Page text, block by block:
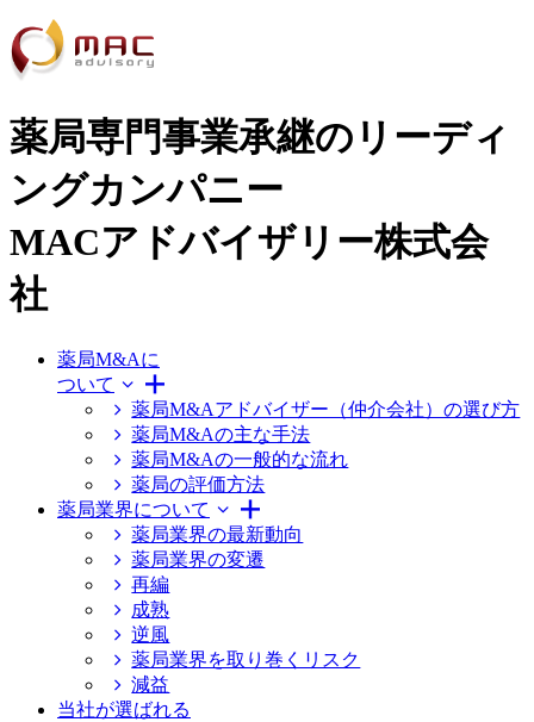
薬局専門事業承継のリーディ
ングカンパニー
MACアドバイザリー株式会
社
薬局M&Aに
ついて
薬局M&Aアドバイザー（仲介会社）の選び方
薬局M&Aの主な手法
薬局M&Aの一般的な流れ
薬局の評価方法
薬局業界について
薬局業界の最新動向
薬局業界の変遷
再編
成熟
逆風
薬局業界を取り巻くリスク
減益
当社が選ばれる